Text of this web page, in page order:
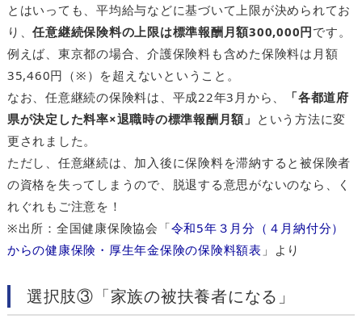
とはいっても、平均給与などに基づいて上限が決められてお
り、任意継続保険料の上限は標準報酬月額300,000円です。
例えば、東京都の場合、介護保険料も含めた保険料は月額
35,460円（※）を超えないということ。
なお、任意継続の保険料は、平成22年3月から、
「各都道府
県が決定した料率×退職時の標準報酬月額」 という方法に変
更されました。
ただし、任意継続は、加入後に保険料を滞納すると被保険者
の資格を失ってしまうので、脱退する意思がないのなら、く
れぐれもご注意を！
※出所：全国健康保険協会「令和5年３月分（４月納付分）
からの健康保険・厚生年金保険の保険料額表 」より
選択肢③「家族の被扶養者になる」